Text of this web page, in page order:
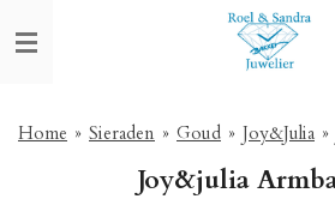
direct
hoofdinhoud
Home » Sieraden » Goud » Joy&Julia »
Joy&julia